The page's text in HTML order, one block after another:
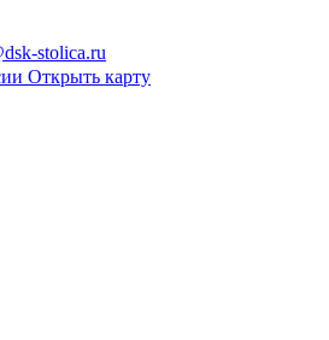
stolica.ru
Открыть карту